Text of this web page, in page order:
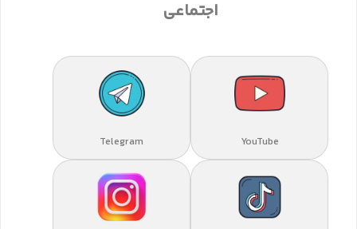
اجتماعی
YouTube
Telegram